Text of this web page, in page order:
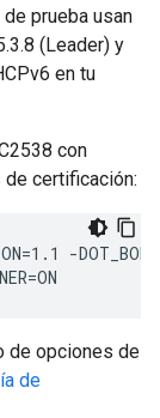
prueba usan
(Leader) y
en tu
con
de certificación:
-
de opciones de
de